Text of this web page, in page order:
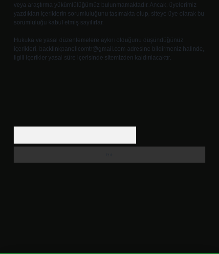
veya araştırma yükümlülüğümüz bulunmamaktadır. Ancak, üyelerimiz
yazdıkları içeriklerin sorumluluğunu taşımakta olup, siteye üye olarak bu
sorumluluğu kabul etmiş sayılırlar.
Hukuka ve yasal düzenlemelere aykırı olduğunu düşündüğünüz
içerikleri, backlinkpanelicomtr@gmail.com adresine bildirmeniz halinde,
ilgili içerikler yasal süre içerisinde sitemizden kaldırılacaktır.